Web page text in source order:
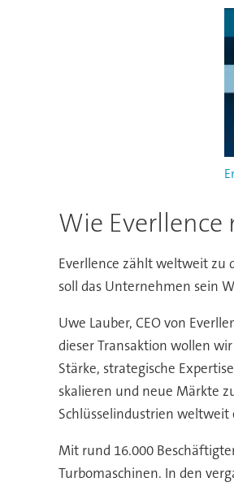
Wie
Everllence zählt weltweit zu
soll das Unternehmen sein
Uwe Lauber, CEO von
dieser Transaktion wollen
Stärke, strategische
skalieren und neue Märkte
Schlüsselindustrien
Mit rund 16.000
Turbomaschinen. In den